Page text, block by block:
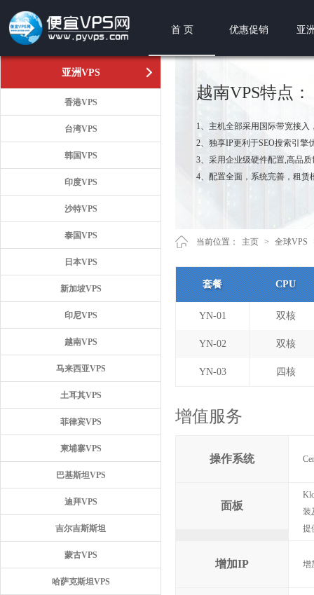
首 页 优惠促销 亚
亚洲VPS
香港VPS
台湾VPS
韩国VPS
印度VPS
沙特VPS
泰国VPS
日本VPS
新加坡VPS
印尼VPS
越南VPS
马来西亚VPS
土耳其VPS
菲律宾VPS
柬埔寨VPS
巴基斯坦VPS
迪拜VPS
吉尔吉斯斯坦
蒙古VPS
哈萨克斯坦VPS
越南VPS特点：
1、主机全部采用国际带宽接
2、独享IP更利于SEO搜索引擎
3、采用企业级硬件配置,高品
4、配置全面，系统完善，租
当前位置： 主页 > 全球VPS
套餐 CPU
YN-01 双核
YN-02 双核
YN-03 四核
增值服务
操作系统
面板
装
提
增加IP 增